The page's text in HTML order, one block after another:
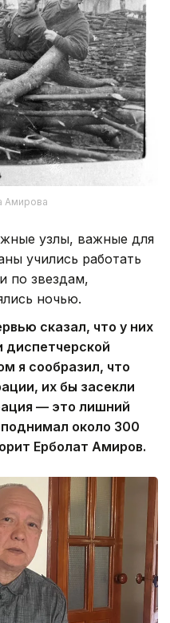
Амирова
узлы, важные для
учились работать
по звездам,
ночью.
сказал, что у них
диспетчерской
я сообразил, что
их бы засекли
— это лишний
около 300
Ерболат Амиров.